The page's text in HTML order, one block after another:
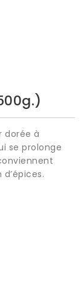
dorée à
se prolonge